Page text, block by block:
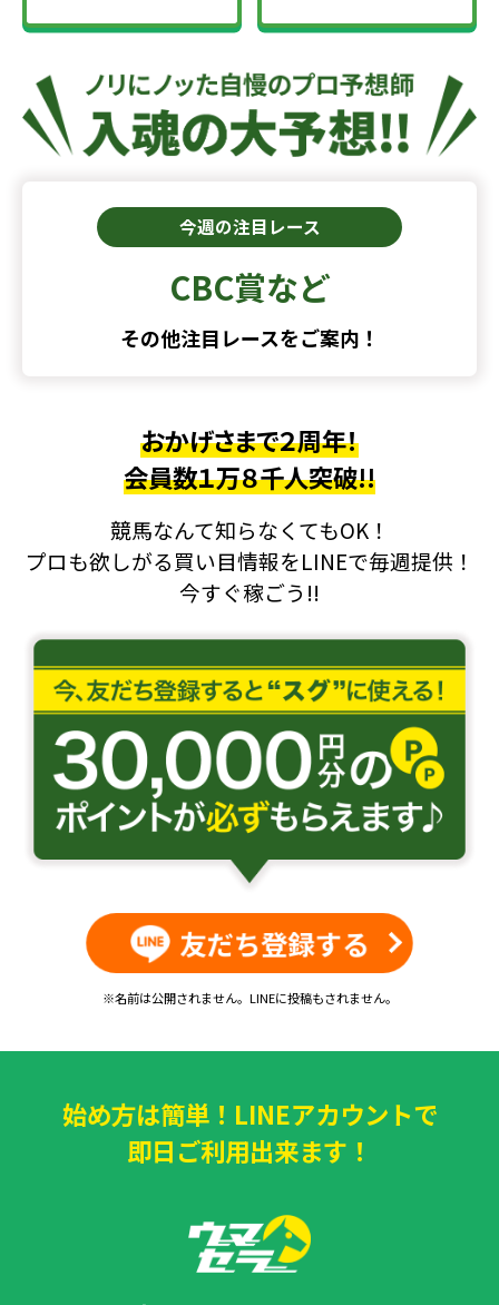
今週の注目レース
CBC賞など
その他注目レースをご案内！
おかげさまで２周年！
会員数１万８千人突破!!
競馬なんて知らなくてもOK！
プロも欲しがる買い目情報をLINEで毎週提供！
今すぐ稼ごう!!
友だち登録する
※名前は公開されません。LINEに投稿もされません。
始め方は簡単！LINEアカウントで
即日ご利用出来ます！